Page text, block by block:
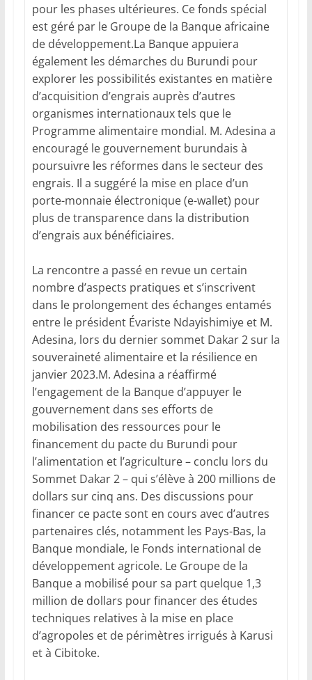
pour les phases ultérieures. Ce fonds spécial
est géré par le Groupe de la Banque africaine
de développement.La Banque appuiera
également les démarches du Burundi pour
explorer les possibilités existantes en matière
d’acquisition d’engrais auprès d’autres
organismes internationaux tels que le
Programme alimentaire mondial. M. Adesina a
encouragé le gouvernement burundais à
poursuivre les réformes dans le secteur des
engrais. Il a suggéré la mise en place d’un
porte-monnaie électronique (e-wallet) pour
plus de transparence dans la distribution
d’engrais aux bénéficiaires.
La rencontre a passé en revue un certain
nombre d’aspects pratiques et s’inscrivent
dans le prolongement des échanges entamés
entre le président Évariste Ndayishimiye et M.
Adesina, lors du dernier sommet Dakar 2 sur la
souveraineté alimentaire et la résilience en
janvier 2023.M. Adesina a réaffirmé
l’engagement de la Banque d’appuyer le
gouvernement dans ses efforts de
mobilisation des ressources pour le
financement du pacte du Burundi pour
l’alimentation et l’agriculture – conclu lors du
Sommet Dakar 2 – qui s’élève à 200 millions de
dollars sur cinq ans. Des discussions pour
financer ce pacte sont en cours avec d’autres
partenaires clés, notamment les Pays-Bas, la
Banque mondiale, le Fonds international de
développement agricole. Le Groupe de la
Banque a mobilisé pour sa part quelque 1,3
million de dollars pour financer des études
techniques relatives à la mise en place
d’agropoles et de périmètres irrigués à Karusi
et à Cibitoke.